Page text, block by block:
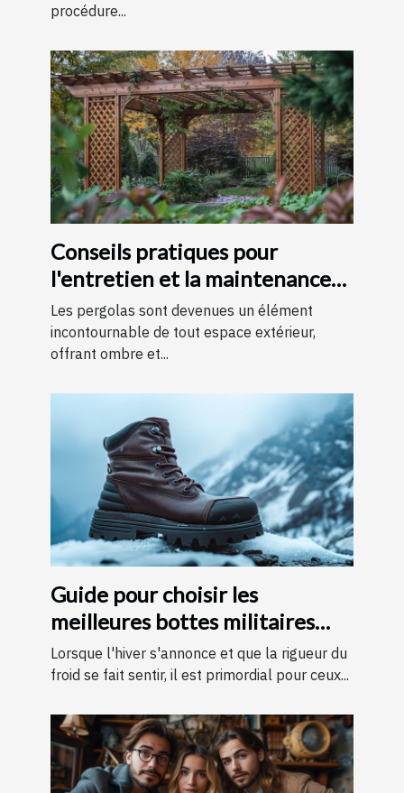
procédure...
Conseils pratiques pour
l'entretien et la maintenance
des pergolas
Les pergolas sont devenues un élément
incontournable de tout espace extérieur,
offrant ombre et...
Guide pour choisir les
meilleures bottes militaires
pour l'hiver
Lorsque l'hiver s'annonce et que la rigueur du
froid se fait sentir, il est primordial pour ceux...